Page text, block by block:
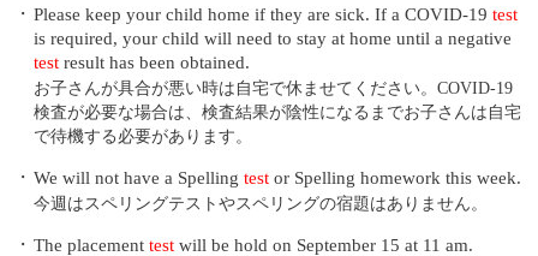
・ Please keep your child home if they are sick. If a COVID-19 test
is required, your child will need to stay at home until a negative
test result has been obtained.
お子さんが具合が悪い時は自宅で休ませてください。COVID-19
検査が必要な場合は、検査結果が陰性になるまでお子さんは自宅
で待機する必要があります。
・ We will not have a Spelling test or Spelling homework this week.
今週はスペリングテストやスペリングの宿題はありません。
・ The placement test will be hold on September 15 at 11 am.